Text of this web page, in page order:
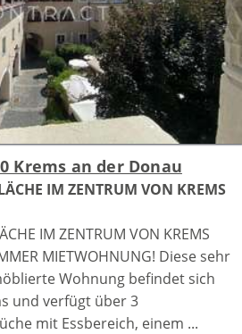
Krems an der Donau
IM ZENTRUM VON KREMS
IM ZENTRUM VON KREMS
MIETWOHNUNG! Diese sehr
Wohnung befindet sich
und verfügt über 3
mit Essbereich, einem ...